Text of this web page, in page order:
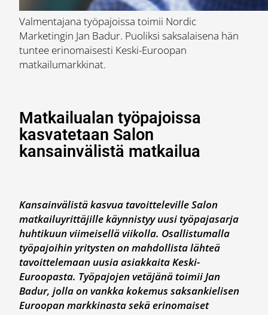
Valmentajana työpajoissa toimii Nordic
Marketingin Jan Badur. Puoliksi saksalaisena hän
tuntee erinomaisesti Keski-Euroopan
matkailumarkkinat.
Matkailualan työpajoissa
kasvatetaan Salon
kansainvälistä matkailua
Kansainvälistä kasvua tavoitteleville Salon
matkailuyrittäjille käynnistyy uusi työpajasarja
huhtikuun viimeisellä viikolla. Osallistumalla
työpajoihin yritysten on mahdollista lähteä
tavoittelemaan uusia asiakkaita Keski-
Euroopasta. Työpajojen vetäjänä toimii Jan
Badur, jolla on vankka kokemus saksankielisen
Euroopan markkinasta sekä erinomaiset